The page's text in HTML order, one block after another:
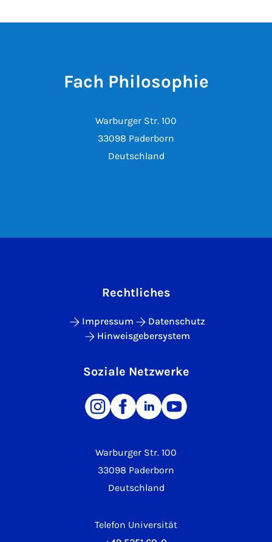
Fach Philosophie
Warburger Str. 100
33098 Paderborn
Deutschland
Warburger Str. 100
33098 Paderborn
Deutschland
Telefon Universität
Rechtliches
Impressum
Datenschutz
Hinweisgebersystem
Soziale Netzwerke